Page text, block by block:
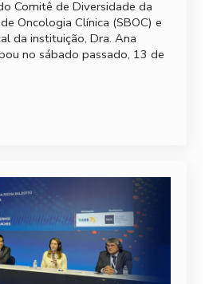
Comitê de Diversidade da
Oncologia Clínica (SBOC) e
da instituição, Dra. Ana
no sábado passado, 13 de